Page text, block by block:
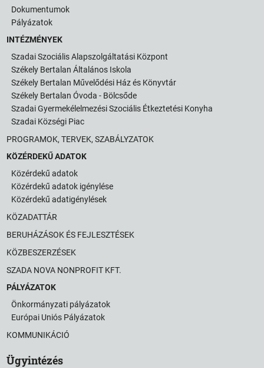
Dokumentumok
Pályázatok
INTÉZMÉNYEK
Szadai Szociális Alapszolgáltatási Központ
Székely Bertalan Általános Iskola
Székely Bertalan Művelődési Ház és Könyvtár
Székely Bertalan Óvoda - Bölcsőde
Szadai Gyermekélelmezési Szociális Étkeztetési Konyha
Szadai Községi Piac
PROGRAMOK, TERVEK, SZABÁLYZATOK
KÖZÉRDEKŰ ADATOK
Közérdekű adatok
Közérdekű adatok igénylése
Közérdekű adatigénylések
KÖZADATTÁR
BERUHÁZÁSOK ÉS FEJLESZTÉSEK
KÖZBESZERZÉSEK
SZADA NOVA NONPROFIT KFT.
PÁLYÁZATOK
Önkormányzati pályázatok
Európai Uniós Pályázatok
KOMMUNIKÁCIÓ
Ügyintézés